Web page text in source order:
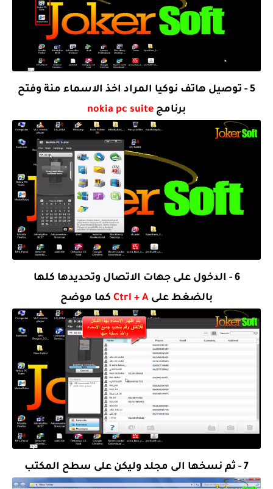
5 - توصيل هاتف نوكيا المراد اخذ الاسماء منة وفتح
برنامج nokia pc suite
6 - الدخول على جهات الاتصال وتحديدها كلها
بالضغط على Ctrl + A كما موضح
7 - ثم نسخها الى مجلد وليكن على سطح المكتب